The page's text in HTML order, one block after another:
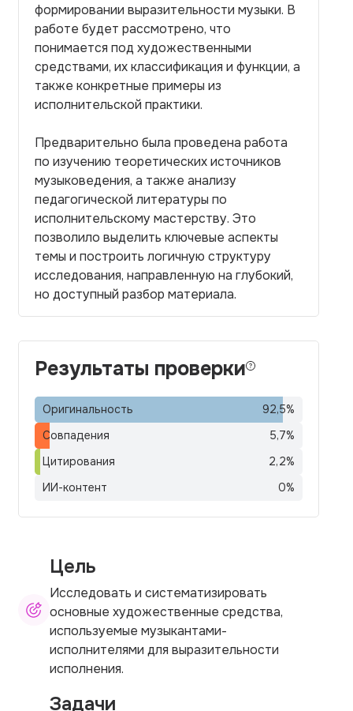
формировании выразительности музыки. В
работе будет рассмотрено, что
понимается под художественными
средствами, их классификация и функции, а
также конкретные примеры из
исполнительской практики.
Предварительно была проведена работа
по изучению теоретических источников
музыковедения, а также анализу
педагогической литературы по
исполнительскому мастерству. Это
позволило выделить ключевые аспекты
темы и построить логичную структуру
исследования, направленную на глубокий,
но доступный разбор материала.
Результаты проверки
Оригинальность 92,5%
Совпадения
5,7%
Цитирования
2,2%
ИИ-контент
0%
Цель
Исследовать и систематизировать
основные художественные средства,
используемые музыкантами-
исполнителями для выразительности
исполнения.
Задачи